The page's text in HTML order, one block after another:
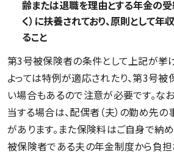
齢または退職を理由とする年金の
く）に扶養されており、原則として
ること
第3号被保険者の条件として上記が挙
よっては特例が適応されたり、第3号
い場合もあるので注意が必要です。な
当する場合は、配偶者（夫）の勤め先
があります。また保険料はご自身で納
被保険者である夫の年金制度から負担